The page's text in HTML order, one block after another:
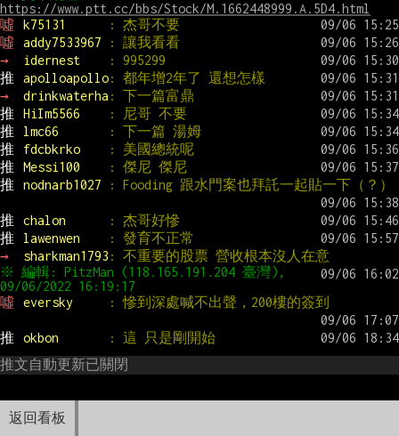
返回看板
https://www.ptt.cc/bbs/Stock/M.1662448999.A.5D4.html
噓
k75131
: 杰哥不要
噓
addy7533967
: 讓我看看
→
idernest
: 995299
推
apolloapollo: 都年增2年了 還想怎樣
→
drinkwaterha : 下一篇富鼎
推
HiIm5566
: 尼哥 不要
推
lmc66
: 下一篇 湯姆
推
fdcbkrko
: 美國總統呢
推
Messi100
: 傑尼 傑尼
推
nodnarb1027 : Fooding 跟水門案也拜託一起貼一下（？）
推 chalon
: 杰哥好慘
推
lawenwen
: 發育不正常
→
sharkman1793 : 不重要的股票 營收根本沒人在意
※ 編輯: PitzMan (118.165.191.204 臺灣),
噓
eversky : 慘到深處喊不出聲，200樓的簽到
推 okbon
: 這 只是剛開始
推文自動更新已關閉